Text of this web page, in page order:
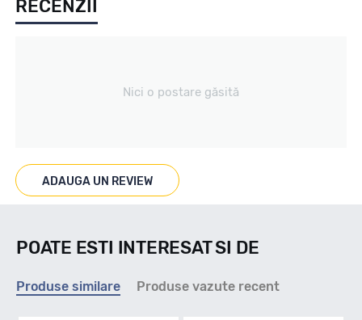
Iarna
Marcaje
Indice viteza
RECENZII
Nici o postare găsită
ADAUGA UN REVIEW
POATE ESTI INTERESAT SI DE
Produse similare Produse vazute recent